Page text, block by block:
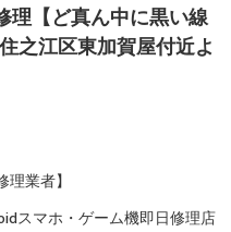
理【ど真ん中に黒い線
之江区東加賀屋付近よ
理業者】
スマホ・ゲーム機即日修理店